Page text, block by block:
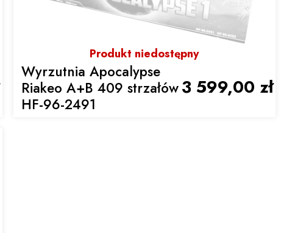
Produkt niedostępny
Wyrzutnia Apocalypse
Riakeo A+B 409 strzałów
HF-96-2491
3 599,00 zł